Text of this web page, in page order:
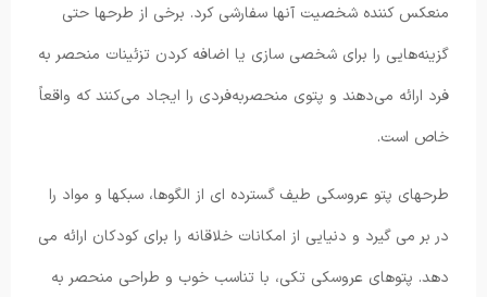
منعکس کننده شخصیت آنها سفارشی کرد. برخی از طرحها حتی
گزینه‌هایی را برای شخصی سازی یا اضافه کردن تزئینات منحصر به
فرد ارائه می‌دهند و پتوی منحصربه‌فردی را ایجاد می‌کنند که واقعاً
خاص است.
طرحهای پتو عروسکی طیف گسترده ای از الگوها، سبکها و مواد را
در بر می گیرد و دنیایی از امکانات خلاقانه را برای کودکان ارائه می
دهد. پتوهای عروسکی تکی، با تناسب خوب و طراحی منحصر به